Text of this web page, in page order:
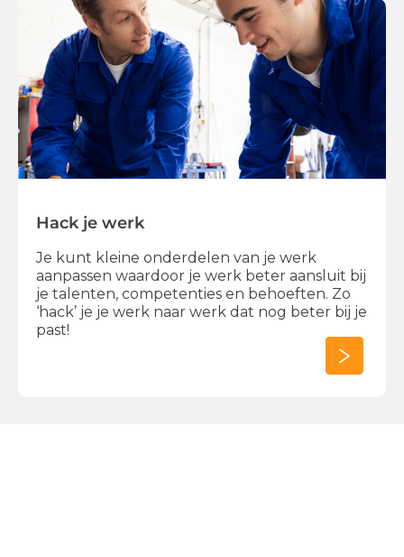
Hack je werk
Je kunt kleine onderdelen van je werk
aanpassen waardoor je werk beter aansluit bij
je talenten, competenties en behoeften. Zo
‘hack’ je je werk naar werk dat nog beter bij je
past!